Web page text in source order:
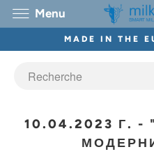
MADE IN THE
10.04.2023 Г.
Menu